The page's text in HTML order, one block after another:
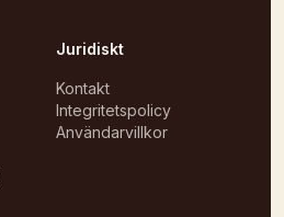
Juridiskt
Kontakt
Integritetspolicy
Användarvillkor